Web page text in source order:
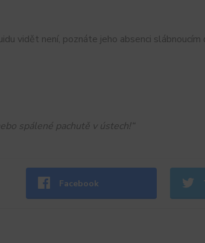
vidět není, poznáte jeho absenci slábnoucím
spálené pachutě v ústech!“
Facebook